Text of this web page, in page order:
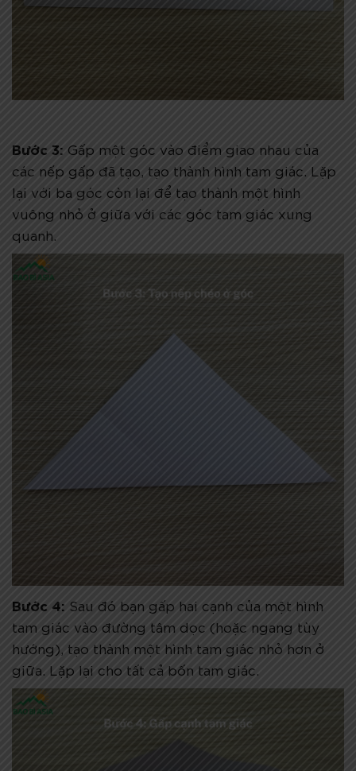
Bước 3: Gấp một góc vào điểm giao nhau của
các nếp gấp đã tạo, tạo thành hình tam giác. Lặp
lại với ba góc còn lại để tạo thành một hình
vuông nhỏ ở giữa với các góc tam giác xung
quanh.
Bước 4: Sau đó bạn gấp hai cạnh của một hình
tam giác vào đường tâm dọc (hoặc ngang tùy
hướng), tạo thành một hình tam giác nhỏ hơn ở
giữa. Lặp lại cho tất cả bốn tam giác.